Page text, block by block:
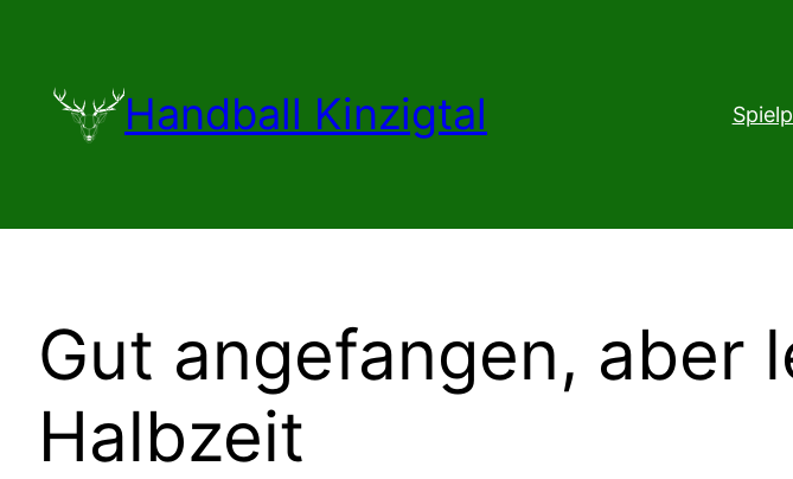
Handball Kinzigtal
Gut angefangen, aber
Halbzeit